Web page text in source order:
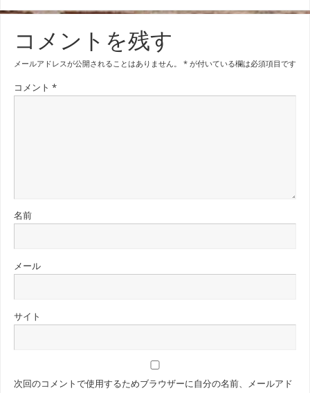
コメントを残す
メールアドレスが公開されることはありません。 *が付いている欄は必須項目です
コメント *
名前
メール
サイト
次回のコメントで使用するためブラウザーに自分の名前、メールアド